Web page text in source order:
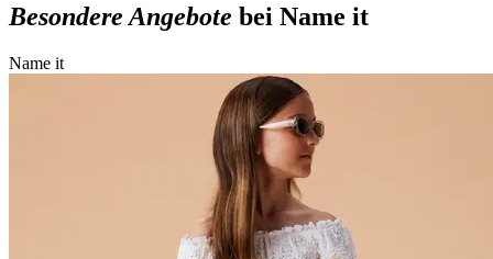
Besondere Angebote bei Name it
Name it